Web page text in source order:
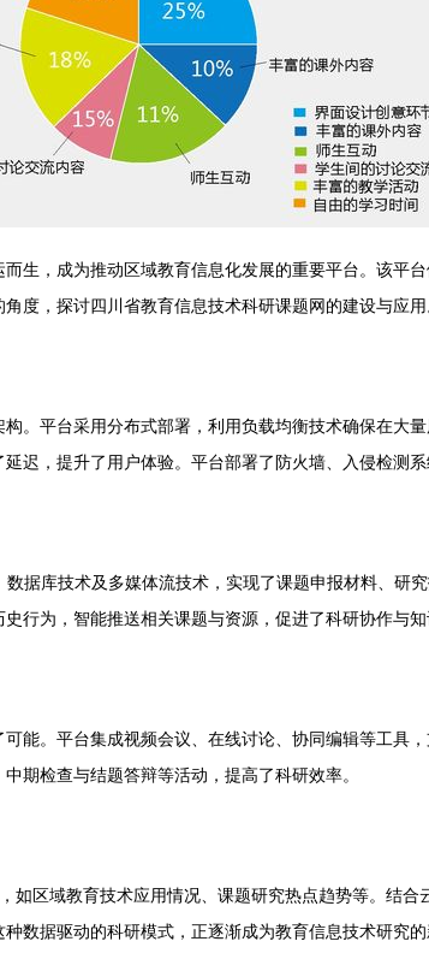
生，成为推动区域教育信息化发展的重要平台。该平
度，探讨四川省教育信息技术科研课题网的建设与应用
。平台采用分布式部署，利用负载均衡技术确保在大
迟，提升了用户体验。平台部署了防火墙、入侵检测
据库技术及多媒体流技术，实现了课题申报材料、研
行为，智能推送相关课题与资源，促进了科研协作与知
能。平台集成视频会议、在线讨论、协同编辑等工具
期检查与结题答辩等活动，提高了科研效率。
如区域教育技术应用情况、课题研究热点趋势等。结
数据驱动的科研模式，正逐渐成为教育信息技术研究的